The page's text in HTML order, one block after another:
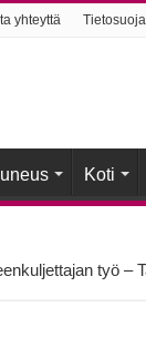
yhteyttä
Koti
työ –